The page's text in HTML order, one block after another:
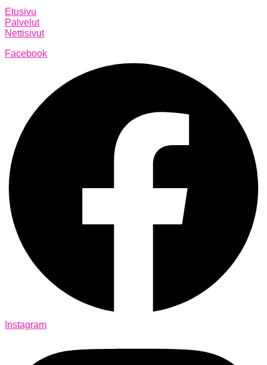
Etusivu
Palvelut
Nettisivut
Facebook
Instagram